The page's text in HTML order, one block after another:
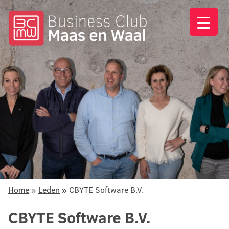
Home » Leden » CBYTE Software B.V.
CBYTE Software B.V.